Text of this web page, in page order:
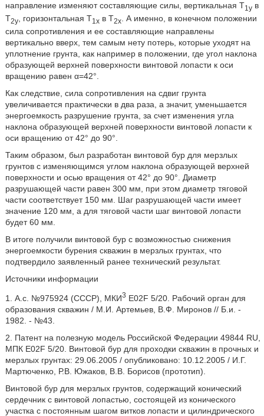
направление изменяют составляющие силы, вертикальная Т1ув
Т2у, горизонтальная T1xв Т2х. А именно, в конечном положении
сила сопротивления и ее составляющие направлены
вертикально вверх, тем самым нету потерь, которые уходят на
уплотнение грунта, как например в положении, где угол наклона
образующей верхней поверхности винтовой лопасти к оси
вращению равен α=42°.
Как следствие, сила сопротивления на сдвиг грунта
увеличивается практически в два раза, а значит, уменьшается
энергоемкость разрушение грунта, за счет изменения угла
наклона образующей верхней поверхности винтовой лопасти к
оси вращению от 42° до 90°.
Таким образом, был разработан винтовой бур для мерзлых
грунтов с изменяющимся углом наклона образующей верхней
поверхности и осью вращения от 42° до 90°. Диаметр
разрушающей части равен 300 мм, при этом диаметр тяговой
части соответствует 150 мм. Шаг разрушающей части имеет
значение 120 мм, а для тяговой части шаг винтовой лопасти
будет 60 мм.
В итоге получили винтовой бур с возможностью снижения
энергоемкости бурения скважин в мерзлых грунтах, что
подтвердило заявленный ранее технический результат.
Источники информации
1. А.с. №975924 (СССР), МКИ3 E02F 5/20. Рабочий орган для
образования скважин / М.И. Артемьев, В.Ф. Миронов // Б.и. -
1982. - №43.
2. Патент на полезную модель Российской Федерации 49844 RU,
МПК E02F 5/20. Винтовой бур для проходки скважин в прочных и
мерзлых грунтах: 29.06.2005 / опубликовано: 10.12.2005 / И.Г.
Мартюченко, Р.В. Южаков, В.В. Борисов (прототип).
Винтовой бур для мерзлых грунтов, содержащий конический
сердечник с винтовой лопастью, состоящей из конического
участка с постоянным шагом витков лопасти и цилиндрического